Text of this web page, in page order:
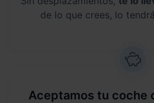
de lo que crees, lo
Aceptamos tu coche